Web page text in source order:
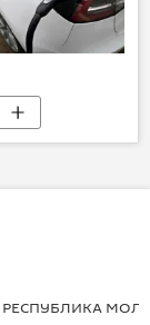
РЕСПУБЛИКА